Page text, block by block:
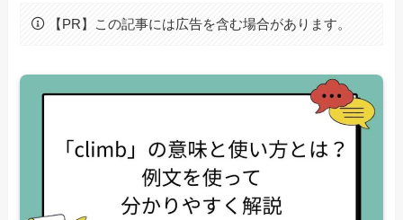
【PR】この記事には広告を含む場合があります。